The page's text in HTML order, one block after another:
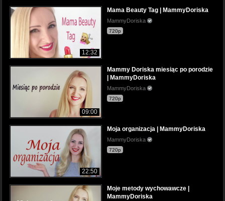
12:32
Mama Beauty Tag | MammyDoriska
MammyDoriska
720p
09:00
Mammy Doriska miesiąc po porodzie
| MammyDoriska
MammyDoriska
720p
22:50
Moja organizacja | MammyDoriska
MammyDoriska
720p
Moje metody wychowawcze |
MammyDoriska